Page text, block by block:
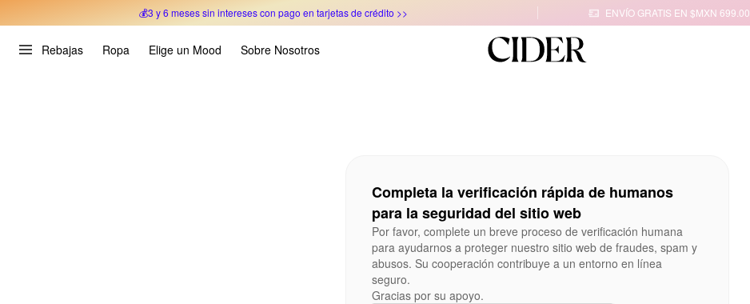
💰3 y 6 meses sin intereses con pago en tarjetas de crédito >>
ENVÍO GRATIS EN $MXN 699.00
Rebajas Ropa Elige un Mood Sobre Nosotros
Completa la verificación rápida de humanos
para la seguridad del sitio web
Por favor, complete un breve proceso de verificación humana
para ayudarnos a proteger nuestro sitio web de fraudes, spam y
abusos. Su cooperación contribuye a un entorno en línea
seguro.
Gracias por su apoyo.